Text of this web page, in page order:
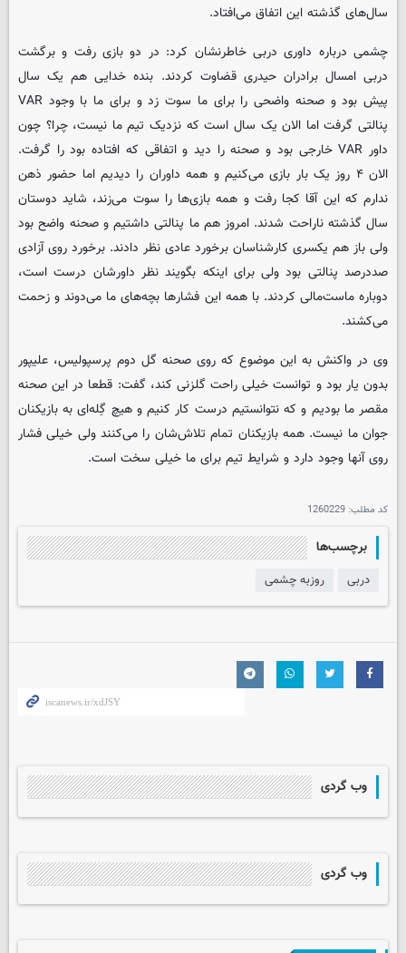
سال‌های گذشته این اتفاق می‌افتاد.
چشمی درباره داوری دربی خاطرنشان کرد: در دو بازی رفت و برگشت
دربی امسال برادران حیدری قضاوت کردند. بنده خدایی هم یک سال
پیش بود و صحنه واضحی را برای ما سوت زد و برای ما با وجود VAR
پنالتی گرفت اما الان یک سال است که نزدیک تیم ما نیست، چرا؟ چون
داور VAR خارجی بود و صحنه را دید و اتفاقی که افتاده بود را گرفت.
الان ۴ روز یک بار بازی می‌کنیم و همه داوران را دیدیم اما حضور ذهن
ندارم که این آقا کجا رفت و همه بازی‌ها را سوت می‌زند، شاید دوستان
سال گذشته ناراحت شدند. امروز هم ما پنالتی داشتیم و صحنه واضح بود
ولی باز هم یکسری کارشناسان برخورد عادی نظر دادند. برخورد روی آزادی
صددرصد پنالتی بود ولی برای اینکه بگویند نظر داورشان درست است،
دوباره ماست‌مالی کردند. با همه این فشارها بچه‌های ما می‌دوند و زحمت
می‌کشند.
وی در واکنش به این موضوع که روی صحنه گل دوم پرسپولیس، علیپور
بدون یار بود و توانست خیلی راحت گلزنی کند، گفت: قطعا در این صحنه
مقصر ما بودیم و که نتوانستیم درست کار کنیم و هیچ گِله‌ای به بازیکنان
جوان ما نیست. همه بازیکنان تمام تلاش‌شان را می‌کنند ولی خیلی فشار
روی آنها وجود دارد و شرایط تیم برای ما خیلی سخت است.
کد مطلب: 1260229
برچسب‌ها
دربی روزبه چشمی
وب گردی
وب گردی